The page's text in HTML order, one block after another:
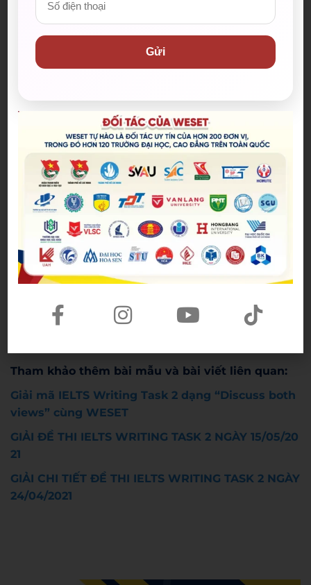
Carbon footprint
: vết carbon là là tổng lượng phát
thải khí nhà kính đến từ quá trình sản xuất, sử dụng
và cuối vòng đời của một sản phẩm hoặc dịch vụ.
Những loại khí nhà kính có ảnh hưởng tới sức khỏe
tượng nóng lên toàn cầu.
Reduce a strain on something
bớt gánh nặng
(collocation) Minimize the negative influence of
something: giảm bớt sự ảnh hưởng tiêu cực của cái
gì đó
Để nắm rõ về các kỹ thuật và phương pháp giải
quyết nhanh gọn các dạng đề Writing khó nhằn,
các bạn có thể tham khảo khoá luyện chuyên sâu
Speaking & Writing của WESET tại đây
>>http
s://bit.ly/IELTSINTENSIVE
Tham khảo thêm bài mẫu và bài viết liên quan:
Giải mã IELTS Writing Task 2 dạng “Discuss both
views” cùng WESET
GIẢI ĐỀ THI IELTS WRITING TASK 2 NGÀY 15/05/20
21
GIẢI CHI TIẾT ĐỀ THI IELTS WRITING TASK 2 NGÀY
24/04/2021
Gửi